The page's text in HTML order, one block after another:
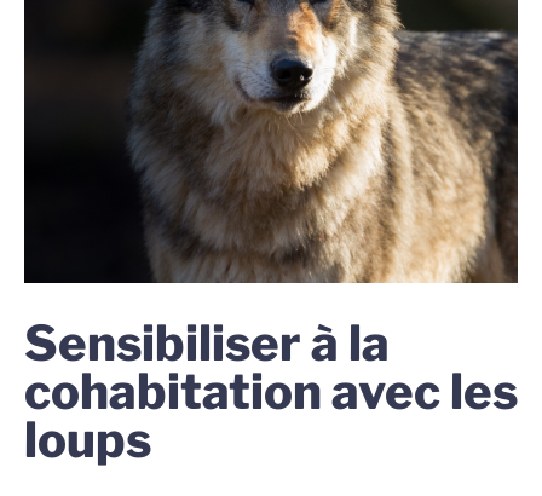
Sensibiliser à la
cohabitation avec les
loups